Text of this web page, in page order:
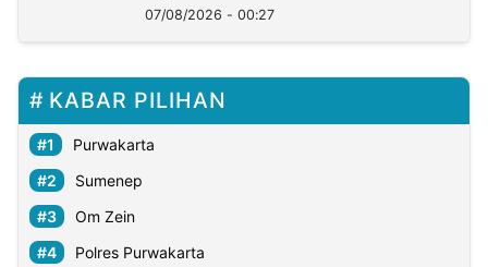
07/08/2026 - 00:27
KABAR PILIHAN
Purwakarta
Sumenep
Om Zein
Polres Purwakarta